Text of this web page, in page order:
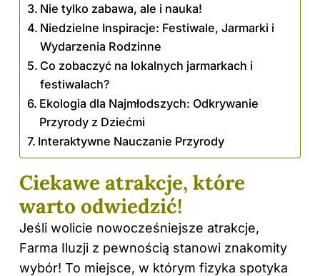
Nie tylko zabawa, ale i nauka!
Niedzielne Inspiracje: Festiwale, Jarmarki i
Wydarzenia Rodzinne
Co zobaczyć na lokalnych jarmarkach i
festiwalach?
Ekologia dla Najmłodszych: Odkrywanie
Przyrody z Dziećmi
Interaktywne Nauczanie Przyrody
Ciekawe atrakcje, które
warto odwiedzić!
Jeśli wolicie nowocześniejsze atrakcje,
Farma Iluzji z pewnością stanowi znakomity
wybór! To miejsce, w którym fizyka spotyka